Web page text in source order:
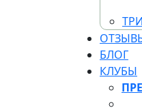
БЛОГ
КЛУБЫ